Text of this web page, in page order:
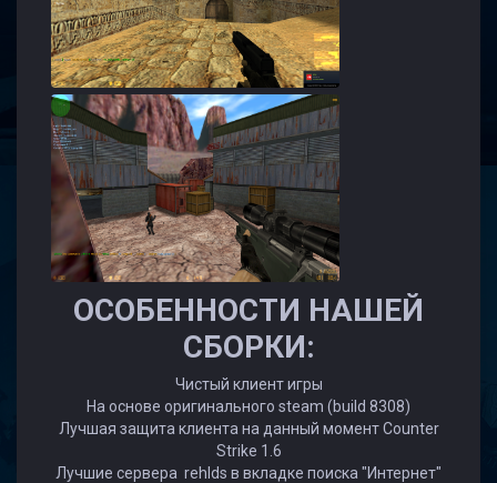
ОСОБЕННОСТИ НАШЕЙ
СБОРКИ:
Чистый клиент игры
На основе оригинального steam (build 8308)
Лучшая защита клиента на данный момент Counter
Strike 1.6
Лучшие сервера rehlds в вкладке поиска "Интернет"